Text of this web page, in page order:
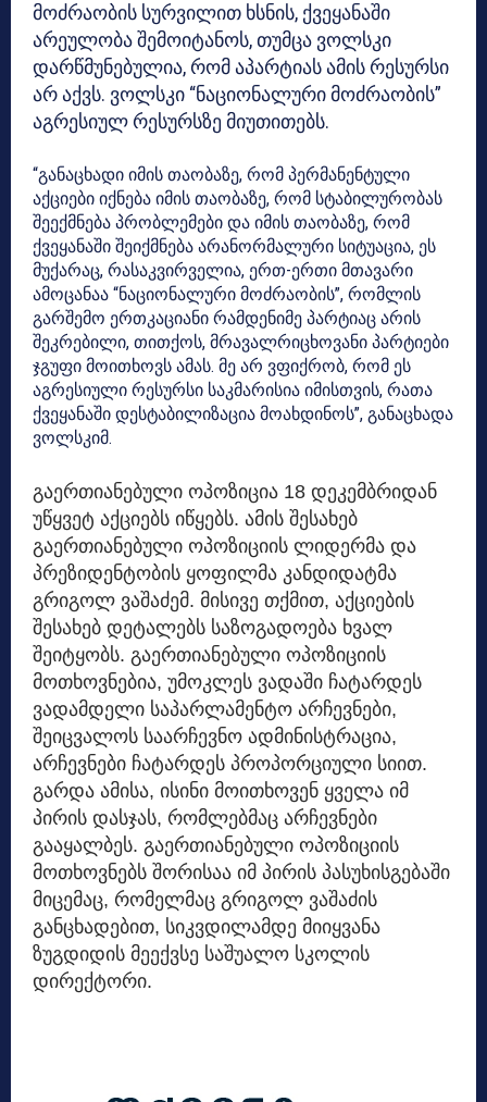
მოძრაობის სურვილით ხსნის, ქვეყანაში
არეულობა შემოიტანოს, თუმცა ვოლსკი
დარწმუნებულია, რომ აპარტიას ამის რესურსი
არ აქვს. ვოლსკი “ნაციონალური მოძრაობის”
აგრესიულ რესურსზე მიუთითებს.
“განაცხადი იმის თაობაზე, რომ პერმანენტული
აქციები იქნება იმის თაობაზე, რომ სტაბილურობას
შეექმნება პრობლემები და იმის თაობაზე, რომ
ქვეყანაში შეიქმნება არანორმალური სიტუაცია, ეს
მუქარაც, რასაკვირველია, ერთ-ერთი მთავარი
ამოცანაა “ნაციონალური მოძრაობის”, რომლის
გარშემო ერთკაციანი რამდენიმე პარტიაც არის
შეკრებილი, თითქოს, მრავალრიცხოვანი პარტიები
ჯგუფი მოითხოვს ამას. მე არ ვფიქრობ, რომ ეს
აგრესიული რესურსი საკმარისია იმისთვის, რათა
ქვეყანაში დესტაბილიზაცია მოახდინოს”, განაცხადა
ვოლსკიმ.
გაერთიანებული ოპოზიცია 18 დეკემბრიდან
უწყვეტ აქციებს იწყებს. ამის შესახებ
გაერთიანებული ოპოზიციის ლიდერმა და
პრეზიდენტობის ყოფილმა კანდიდატმა
გრიგოლ ვაშაძემ. მისივე თქმით, აქციების
შესახებ დეტალებს საზოგადოება ხვალ
შეიტყობს. გაერთიანებული ოპოზიციის
მოთხოვნებია, უმოკლეს ვადაში ჩატარდეს
ვადამდელი საპარლამენტო არჩევნები,
შეიცვალოს საარჩევნო ადმინისტრაცია,
არჩევნები ჩატარდეს პროპორციული სიით.
გარდა ამისა, ისინი მოითხოვენ ყველა იმ
პირის დასჯას, რომლებმაც არჩევნები
გააყალბეს. გაერთიანებული ოპოზიციის
მოთხოვნებს შორისაა იმ პირის პასუხისგებაში
მიცემაც, რომელმაც გრიგოლ ვაშაძის
განცხადებით, სიკვდილამდე მიიყვანა
ზუგდიდის მეექვსე საშუალო სკოლის
დირექტორი.